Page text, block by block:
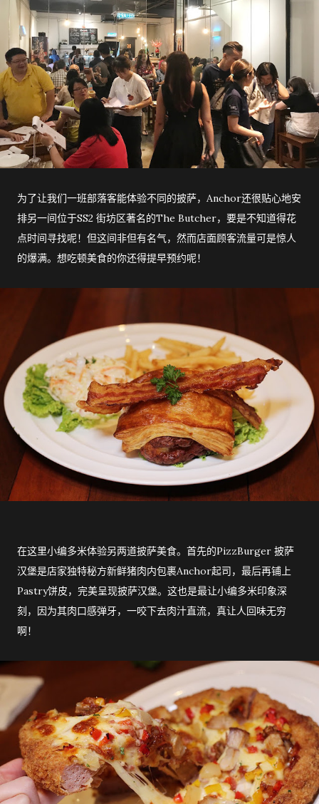
为了让我们一班部落客能体验不同的披萨，Anchor还很贴心地安
排另一间位于SS2 街坊区著名的The Butcher，要是不知道得花
点时间寻找呢！但这间非但有名气，然而店面顾客流量可是惊人
的爆满。想吃顿美食的你还得提早预约呢！
在这里小编多米体验另两道披萨美食。首先的PizzBurger 披萨
汉堡是店家独特秘方新鲜猪肉内包裹Anchor起司，最后再铺上
Pastry饼皮，完美呈现披萨汉堡。这也是最让小编多米印象深
刻，因为其肉口感弹牙，一咬下去肉汁直流，真让人回味无穷
啊！